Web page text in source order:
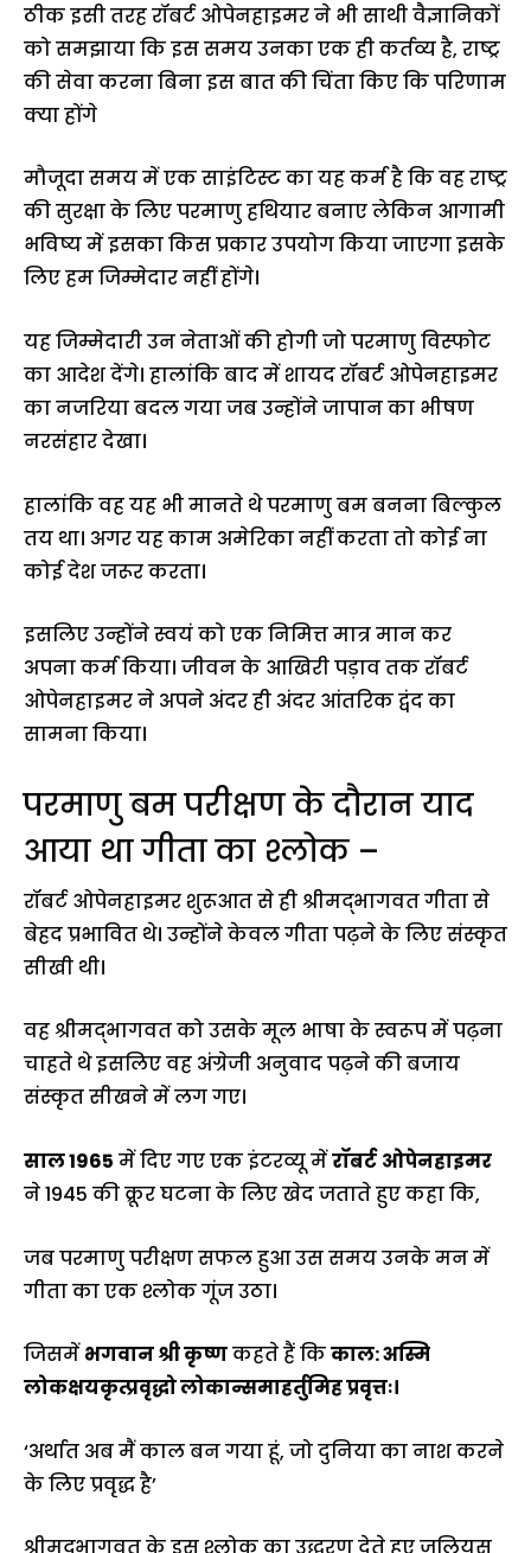
ठीक इसी तरह रॉबर्ट ओपेनहाइमर ने भी साथी वैज्ञानिकों
को समझाया कि इस समय उनका एक ही कर्तव्य है, राष्ट्र
की सेवा करना बिना इस बात की चिंता किए कि परिणाम
क्या होंगे
मौजूदा समय में एक साइंटिस्ट का यह कर्म है कि वह राष्ट्र
की सुरक्षा के लिए परमाणु हथियार बनाए लेकिन आगामी
भविष्य में इसका किस प्रकार उपयोग किया जाएगा इसके
लिए हम जिम्मेदार नहीं होंगे।
यह जिम्मेदारी उन नेताओं की होगी जो परमाणु विस्फोट
का आदेश देंगे। हालांकि बाद में शायद रॉबर्ट ओपेनहाइमर
का नजरिया बदल गया जब उन्होंने जापान का भीषण
नरसंहार देखा।
हालांकि वह यह भी मानते थे परमाणु बम बनना बिल्कुल
तय था। अगर यह काम अमेरिका नहीं करता तो कोई ना
कोई देश जरूर करता।
इसलिए उन्होंने स्वयं को एक निमित्त मात्र मान कर
अपना कर्म किया। जीवन के आखिरी पड़ाव तक रॉबर्ट
ओपेनहाइमर ने अपने अंदर ही अंदर आंतरिक द्वंद का
सामना किया।
परमाणु बम परीक्षण के दौरान याद
आया था गीता का श्लोक –
रॉबर्ट ओपेनहाइमर शुरूआत से ही श्रीमद्भागवत गीता से
बेहद प्रभावित थे। उन्होंने केवल गीता पढ़ने के लिए संस्कृत
सीखी थी।
वह श्रीमद्भागवत को उसके मूल भाषा के स्वरूप में पढ़ना
चाहते थे इसलिए वह अंग्रेजी अनुवाद पढ़ने की बजाय
संस्कृत सीखने में लग गए।
साल 1965 में दिए गए एक इंटरव्यू मेंरॉबर्ट ओपेनहाइमर
ने 1945 की क्रूर घटना के लिए खेद जताते हुए कहा कि,
जब परमाणु परीक्षण सफल हुआ उस समय उनके मन में
गीता का एक श्लोक गूंज उठा।
जिसमेंभगवान श्री कृष्णकहते हैं किकाल: अस्मि
लोकक्षयकृत्प्रवृद्धो लोकान्समाहर्तुमिह प्रवृत्तः।
‘अर्थात अब मैं काल बन गया हूं, जो दुनिया का नाश करने
के लिए प्रवृद्ध है’